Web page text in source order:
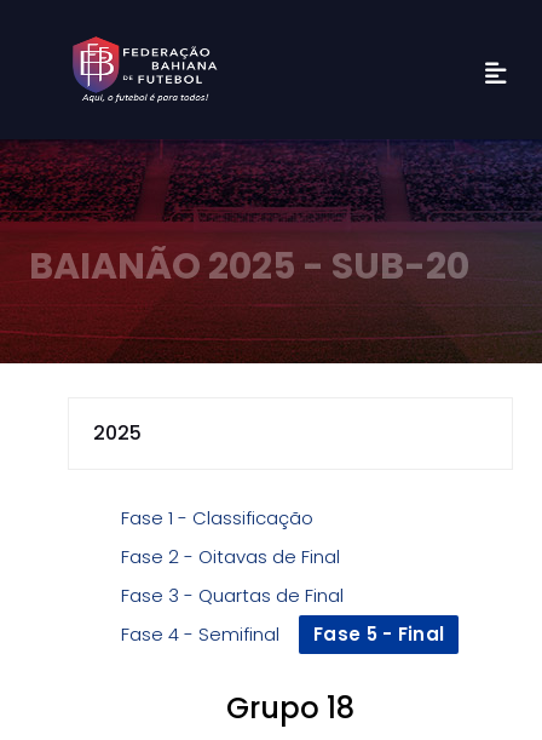
BAIANÃO 2025 - SUB-20
Fase 1 - Classificação
Fase 2 - Oitavas de Final
Fase 3 - Quartas de Final
Fase 4 - Semifinal
Fase 5 - Final
Grupo 18